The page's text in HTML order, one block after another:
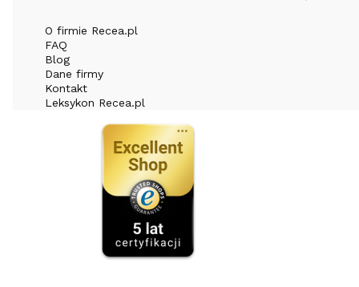
O firmie Recea.pl
FAQ
Blog
Dane firmy
Kontakt
Leksykon Recea.pl